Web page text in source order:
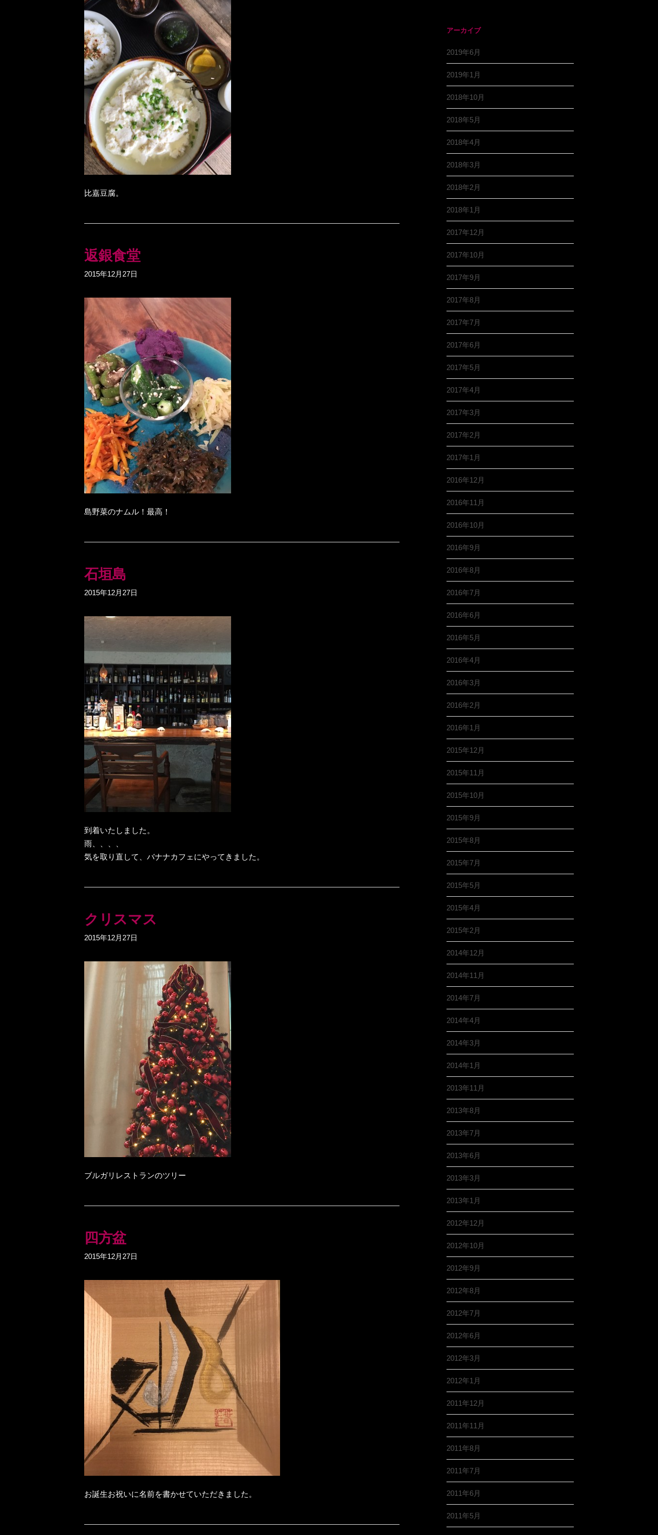
比嘉豆腐。
返銀食堂
2015年12月27日
島野菜のナムル！最高！
石垣島
2015年12月27日
到着いたしました。
雨、、、、
気を取り直して、バナナカフェにやってきました。
クリスマス
2015年12月27日
ブルガリレストランのツリー
四方盆
2015年12月27日
お誕生お祝いに名前を書かせていただきました。
アーカイブ
2019年6月
2019年1月
2018年10月
2018年5月
2018年4月
2018年3月
2018年2月
2018年1月
2017年12月
2017年10月
2017年9月
2017年8月
2017年7月
2017年6月
2017年5月
2017年4月
2017年3月
2017年2月
2017年1月
2016年12月
2016年11月
2016年10月
2016年9月
2016年8月
2016年7月
2016年6月
2016年5月
2016年4月
2016年3月
2016年2月
2016年1月
2015年12月
2015年11月
2015年10月
2015年9月
2015年8月
2015年7月
2015年5月
2015年4月
2015年2月
2014年12月
2014年11月
2014年7月
2014年4月
2014年3月
2014年1月
2013年11月
2013年8月
2013年7月
2013年6月
2013年3月
2013年1月
2012年12月
2012年10月
2012年9月
2012年8月
2012年7月
2012年6月
2012年3月
2012年1月
2011年12月
2011年11月
2011年8月
2011年7月
2011年6月
2011年5月